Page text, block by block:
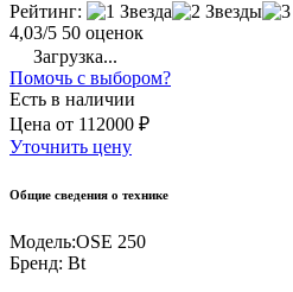
Рейтинг:
4,03/5 50 оценок
Загрузка...
Помочь с выбором?
Есть в наличии
Цена от 112000 ₽
Уточнить цену
Общие сведения о технике
Модель:OSE 250
Бренд: Bt